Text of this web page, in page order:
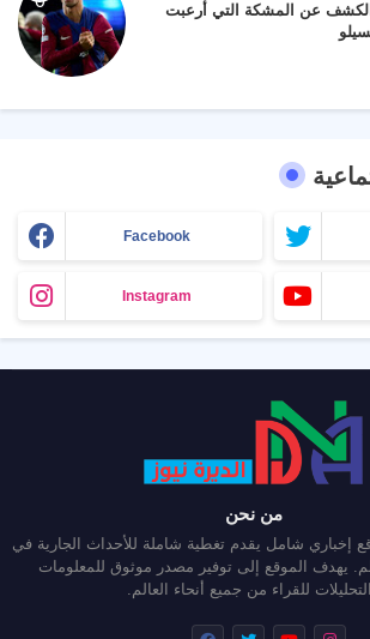
عن المشكة التي أرعبت
Facebook
Instagram
من نحن
إخباري شامل يقدم تغطية شاملة للأحداث الجارية في
يهدف الموقع إلى توفير مصدر موثوق للمعلومات
للقراء من جميع أنحاء العالم.